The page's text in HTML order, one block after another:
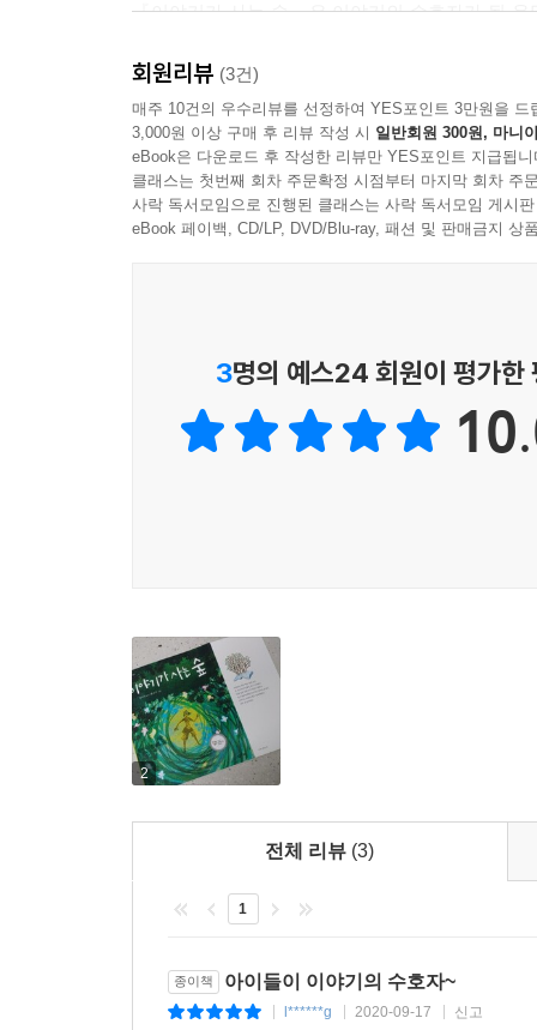
『이야기가 사는 숲』은 이야기의 수호자가 될
읽으며, 이야기에 대해 생각해 볼 수 있게 한 것이
펼쳐내면서, 이야기가 지닌 힘을 보여 준다.
이야기에 귀를 기울이며
“아이 눈이 반짝였다”
이야기 숲에 들어갔다가 나온 해마루는 그전과는
사람은 언제 변하고, 성장할까? 아마도 스스로
않는 책에서 잠들어 있는 이야기는 어떻게 될까?
회원리뷰 (3건)
매주 10건의 우수리뷰를 선정하여 YES포인트 3만원을 드
3,000원 이상 구매 후 리뷰 작성 시 일반회원 300원, 마니
eBook은 다운로드 후 작성한 리뷰만 YES포인트 지급됩니
클래스는 첫번째 회차 주문확정 시점부터 마지막 회차 주
사락 독서모임으로 진행된 클래스는 사락 독서모임 게시
eBook 페이백, CD/LP, DVD/Blu-ray, 패션 및 판매금지 상
3명의 예스24 회원이 평가한
2
전체 리뷰 (3)
1
종이책 아이들이 이야기의 수호자~
l******g 2020-09-17 신고